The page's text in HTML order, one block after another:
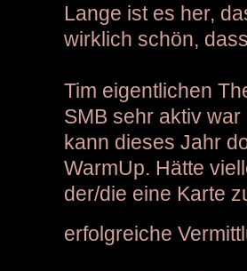
Lange ist es her,
wirklich schön,
Tim eigentlichen
SMB sehr aktiv
kann dieses Jahr
WarmUp. Hätte
der/die eine Karte
erfolgreiche